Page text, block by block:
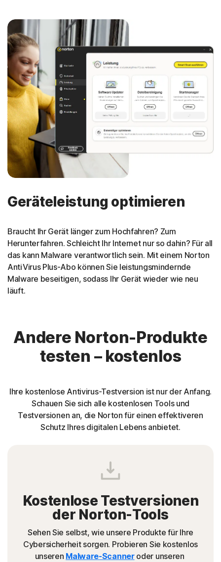
Geräteleistung optimieren
Braucht Ihr Gerät länger zum Hochfahren? Zum
Herunterfahren. Schleicht Ihr Internet nur so dahin? Für all
das kann Malware verantwortlich sein. Mit einem Norton
AntiVirus Plus-Abo können Sie leistungsmindernde
Malware beseitigen, sodass Ihr Gerät wieder wie neu
läuft.
Andere Norton-Produkte
testen – kostenlos
Ihre kostenlose Antivirus-Testversion ist nur der Anfang.
Schauen Sie sich alle kostenlosen Tools und
Testversionen an, die Norton für einen effektiveren
Schutz Ihres digitalen Lebens anbietet.
Kostenlose Testversionen
der Norton-Tools
Sehen Sie selbst, wie unsere Produkte für Ihre
Cybersicherheit sorgen. Probieren Sie kostenlos
unseren Malware-Scanneroder unseren